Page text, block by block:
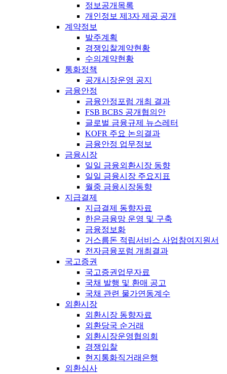
정보공개목록
개인정보 제3자 제공 공개
계약정보
발주계획
경쟁입찰계약현황
수의계약현황
통화정책
공개시장운영 공지
금융안정
금융안정포럼 개최 결과
FSB BCBS 공개협의안
글로벌 금융규제 뉴스레터
KOFR 주요 논의결과
금융안정 업무정보
금융시장
일일 금융외환시장 동향
일일 금융시장 주요지표
월중 금융시장동향
지급결제
지급결제 동향자료
한은금융망 운영 및 구축
금융정보화
거스름돈 적립서비스 사업참여지원서
전자금융포럼 개최결과
국고증권
국고증권업무자료
국채 발행 및 환매 공고
국채 관련 물가연동계수
외환시장
외환시장 동향자료
외환당국 순거래
외환시장운영협의회
경쟁입찰
현지통화직거래은행
외환심사